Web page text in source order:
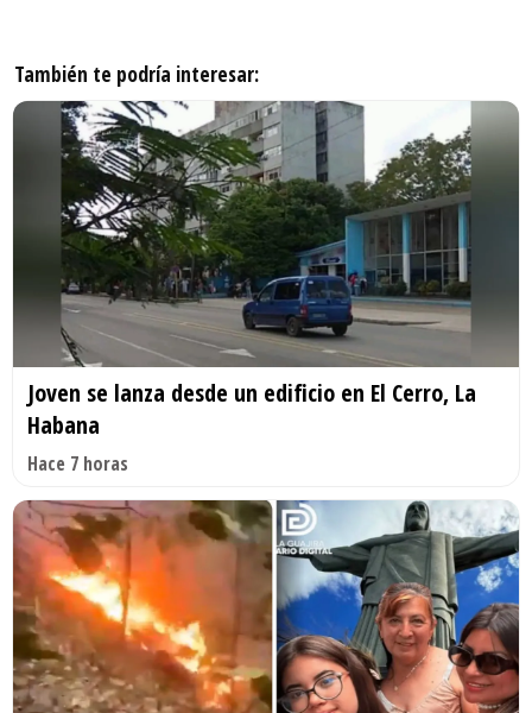
También te podría interesar:
Joven se lanza desde un edificio en El Cerro, La
Habana
Hace 7 horas